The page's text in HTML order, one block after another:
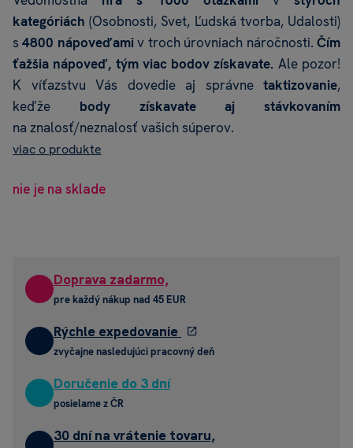
kategóriách (Osobnosti, Svet, Ľudská tvorba, Udalosti)
s4800 nápoveďamiv troch úrovniach náročnosti.Čím
ťažšia nápoveď, tým viac bodov získavate. Ale pozor!
K víťazstvu Vás dovedie aj správnetaktizovanie,
keďže body získavate aj stávkovaním
na znalosť/neznalosť vašich súperov.
viac o produkte
nie je na sklade
Doprava zadarmo,
pre každý nákup nad 45 EUR
Rýchle expedovanie
zvyčajne nasledujúci pracovný deň
Doručenie do 3 dní
posielame z ČR
30 dní na vrátenie tovaru,